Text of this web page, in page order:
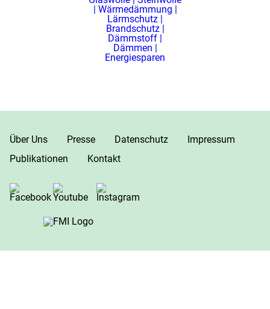
Über Uns Presse Datenschutz
Impressum
Publikationen
Kontakt